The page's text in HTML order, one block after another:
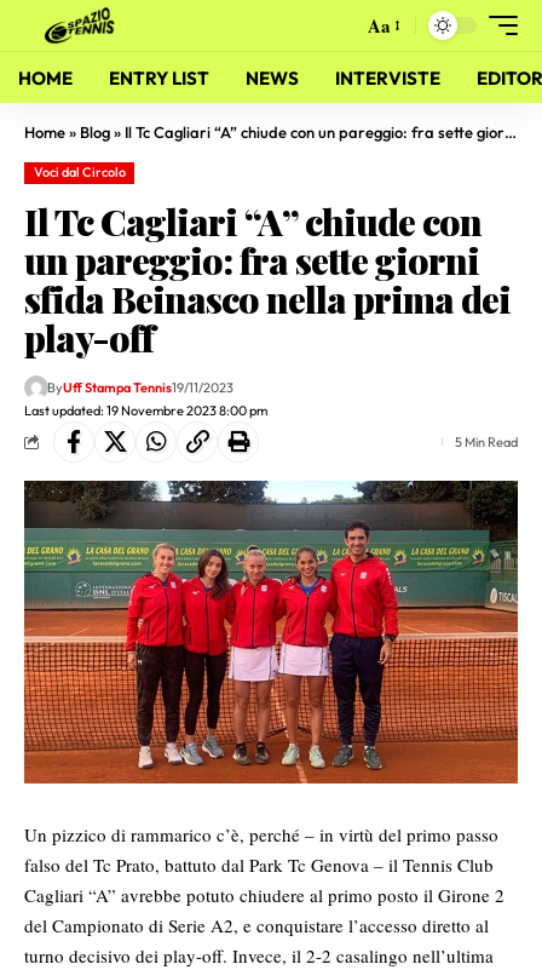
Aa
HOME ENTRY LIST NEWS INTERVISTE
Home» Blog» Il Tc Cagliari “A” chiude con un pareggio: fra sette giorni sfida Beinasco nella prima dei play-off
Voci dal Circolo
Il Tc Cagliari “A” chiude con
un pareggio: fra sette giorni
sfida Beinasco nella prima dei
play-off
Last updated: 19 Novembre 2023 8:00 pm
ByUff Stampa Tennis19/11/2023
5 Min Read
Un pizzico di rammarico c’è, perché – in virtù del primo passo
falso del Tc Prato, battuto dal Park Tc Genova – il Tennis Club
Cagliari “A” avrebbe potuto chiudere al primo posto il Girone 2
del Campionato di Serie A2, e conquistare l’accesso diretto al
turno decisivo dei play-off. Invece, il 2-2 casalingo nell’ultima